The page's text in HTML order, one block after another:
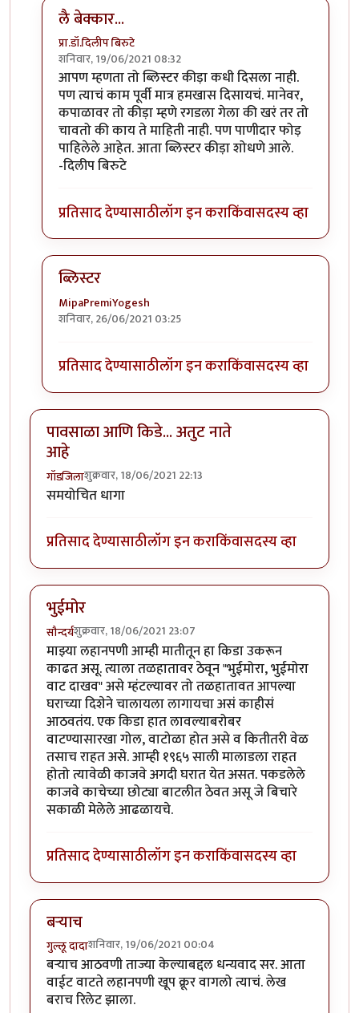
लै बेक्कार...
प्रा.डॉ.दिलीप बिरुटे
शनिवार, 19/06/2021 08:32
In reply toब्लिस्टर नावाचा किडा होता,तोbyआग्या१९९०
आपण म्हणता तो ब्लिस्टर कीड़ा कधी दिसला नाही.
पण त्याचं काम पूर्वी मात्र हमखास दिसायचं. मानेवर,
कपाळावर तो कीड़ा म्हणे रगडला गेला की खरं तर तो
चावतो की काय ते माहिती नाही. पण पाणीदार फोड़
पाहिलेले आहेत. आता ब्लिस्टर कीड़ा शोधणे आले.
-दिलीप बिरुटे
प्रतिसाद देण्यासाठीलॉग इन कराकिंवासदस्य व्हा
ब्लिस्टर
MipaPremiYogesh
शनिवार, 26/06/2021 03:25
प्रतिसाद देण्यासाठीलॉग इन कराकिंवासदस्य व्हा
पावसाळा आणि किडे... अतुट नाते
आहे
गॉडजिलाशुक्रवार, 18/06/2021 22:13
समयोचित धागा
प्रतिसाद देण्यासाठीलॉग इन कराकिंवासदस्य व्हा
भुईमोर
सौन्दर्यशुक्रवार, 18/06/2021 23:07
माझ्या लहानपणी आम्ही मातीतून हा किडा उकरून
काढत असू. त्याला तळहातावर ठेवून "भुईमोरा, भुईमोरा
वाट दाखव" असे म्हंटल्यावर तो तळहातावत आपल्या
घराच्या दिशेने चालायला लागायचा असं काहीसं
आठवतंय. एक किडा हात लावल्याबरोबर
वाटण्यासारखा गोल, वाटोळा होत असे व कितीतरी वेळ
तसाच राहत असे. आम्ही १९६५ साली मालाडला राहत
होतो त्यावेळी काजवे अगदी घरात येत असत. पकडलेले
काजवे काचेच्या छोट्या बाटलीत ठेवत असू जे बिचारे
सकाळी मेलेले आढळायचे.
प्रतिसाद देण्यासाठीलॉग इन कराकिंवासदस्य व्हा
बऱ्याच
गुल्लू दादाशनिवार, 19/06/2021 00:04
बऱ्याच आठवणी ताज्या केल्याबद्दल धन्यवाद सर. आता
वाईट वाटते लहानपणी खूप क्रूर वागलो त्याचं. लेख
बराच रिलेट झाला.